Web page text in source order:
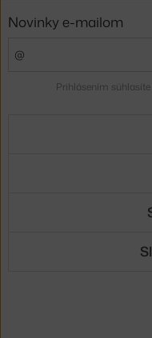
Novinky e-mailom
Prihlásením súhlasíte